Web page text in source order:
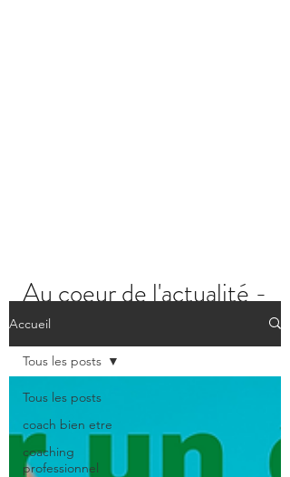
Au coeur de l'actualité -
Accueil
Tous les posts
coach bien etre
coaching
professionnel
Tous les posts